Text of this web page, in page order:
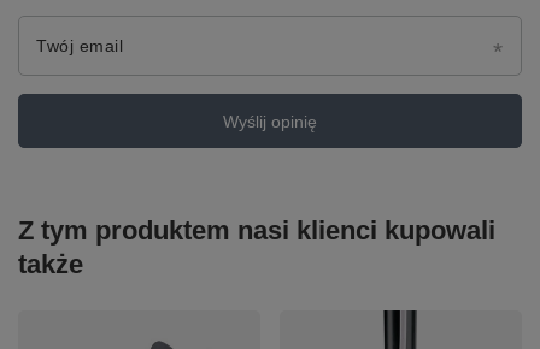
Twój email
Wyślij opinię
Z tym produktem nasi klienci kupowali
także